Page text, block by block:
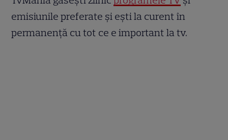
emisiunile preferate și ești la curent în
permanență cu tot ce e important la tv.